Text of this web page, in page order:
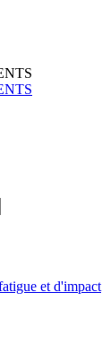
et d'impact